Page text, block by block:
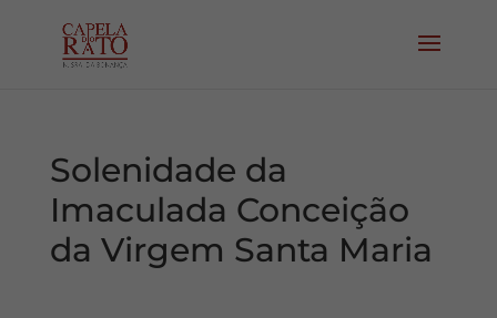
Solenidade da
Imaculada Conceição
da Virgem Santa Maria